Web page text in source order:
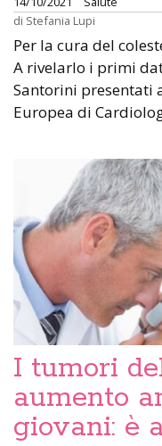
di Stefania Lupi
Per la cura del
A rivelarlo i primi
Santorini presentati
Europea di
I tumori
aumento
giovani: è